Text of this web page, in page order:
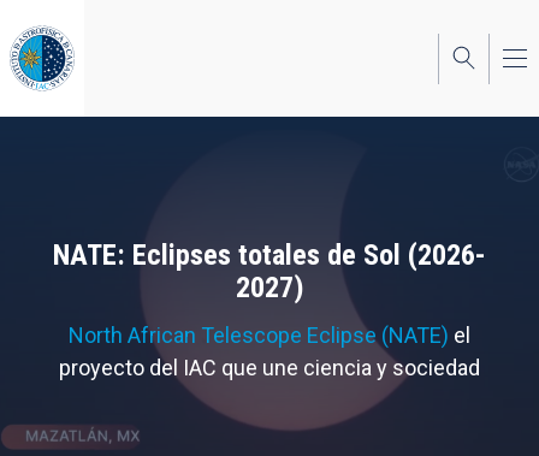
al
contenido
principal
NATE: Eclipses totales de Sol (2026-
2027)
North African Telescope Eclipse (NATE) el
proyecto del IAC que une ciencia y sociedad